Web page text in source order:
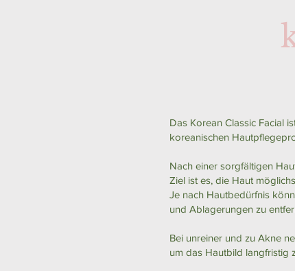
Das Korean Classic Facial
koreanischen
​Nach einer sorgfältigen
Ziel ist es, die Haut
Je nach Hautbedürfnis
und Ablagerungen zu
​Bei unreiner und zu Akne
um das Hautbild langfristig